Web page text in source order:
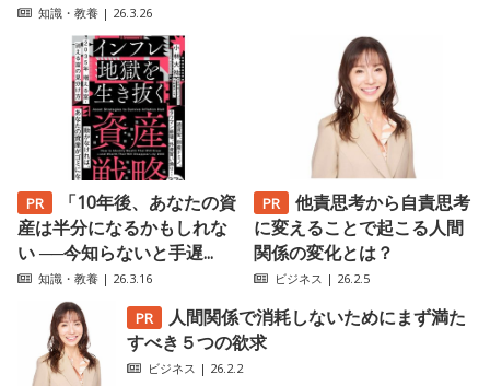
知識・教養 | 26.3.26
「10年後、あなたの資
産は半分になるかもしれな
い ──今知らないと手遅...
知識・教養 | 26.3.16
他責思考から自責思考
に変えることで起こる人間
関係の変化とは？
ビジネス | 26.2.5
人間関係で消耗しないためにまず満た
すべき５つの欲求
ビジネス | 26.2.2